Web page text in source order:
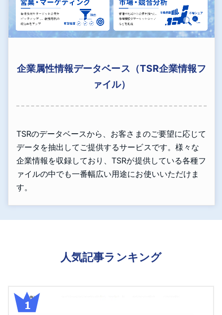
企業属性情報データベース（TSR企業情報フ
ァイル）
TSRのデータベースから、お客さまのご要望に応じて
データを抽出してご提供するサービスです。様々な
企業情報を収録しており、TSRが提供している各種フ
ァイルの中でも一番幅広い用途にお使いいただけま
す。
人気記事ランキング